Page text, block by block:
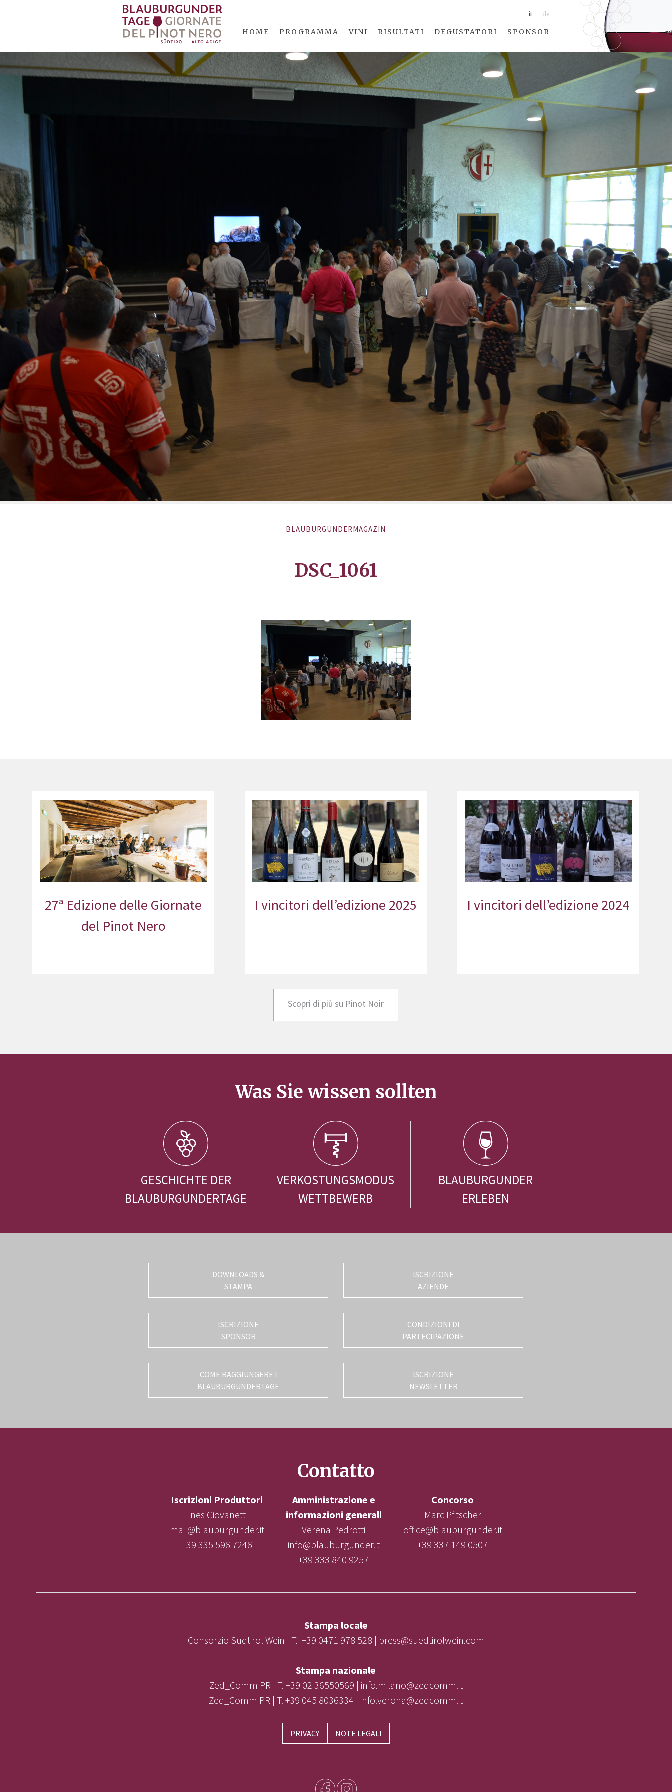
it de
HOME PROGRAMMA VINI RISULTATI DEGUSTATORI SPONSOR
BLAUBURGUNDERMAGAZIN
DSC_1061
27ª Edizione delle Giornate
del Pinot Nero
I vincitori dell’edizione 2025 I vincitori dell’edizione 2024
Scopri di più su Pinot Noir
Was Sie wissen sollten
GESCHICHTE DER
BLAUBURGUNDERTAGE
VERKOSTUNGSMODUS
WETTBEWERB
BLAUBURGUNDER
ERLEBEN
DOWNLOADS &
STAMPA
ISCRIZIONE
AZIENDE
ISCRIZIONE
SPONSOR
CONDIZIONI DI
PARTECIPAZIONE
COME RAGGIUNGERE I
BLAUBURGUNDERTAGE
ISCRIZIONE
NEWSLETTER
Contatto
Iscrizioni Produttori
Ines Giovanett
mail@blauburgunder.it
+39 335 596 7246
Amministrazione e
informazioni generali
Verena Pedrotti
info@blauburgunder.it
+39 333 840 9257
Concorso
Marc Pfitscher
office@blauburgunder.it
+39 337 149 0507
Stampa locale
Consorzio Südtirol Wein | T. +39 0471 978 528 | press@suedtirolwein.com
Stampa nazionale
Zed_Comm PR | T. +39 02 36550569 | info.milano@zedcomm.it
Zed_Comm PR | T. +39 045 8036334 | info.verona@zedcomm.it
PRIVACY NOTE LEGALI